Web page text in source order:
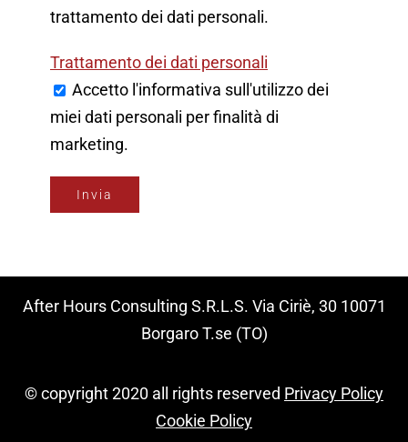
trattamento dei dati personali.
Trattamento dei dati personali
Accetto l'informativa sull'utilizzo dei
miei dati personali per finalità di
marketing.
After Hours Consulting S.R.L.S. Via Ciriè, 30 10071
Borgaro T.se (TO)
© copyright 2020 all rights reserved Privacy Policy
Cookie Policy